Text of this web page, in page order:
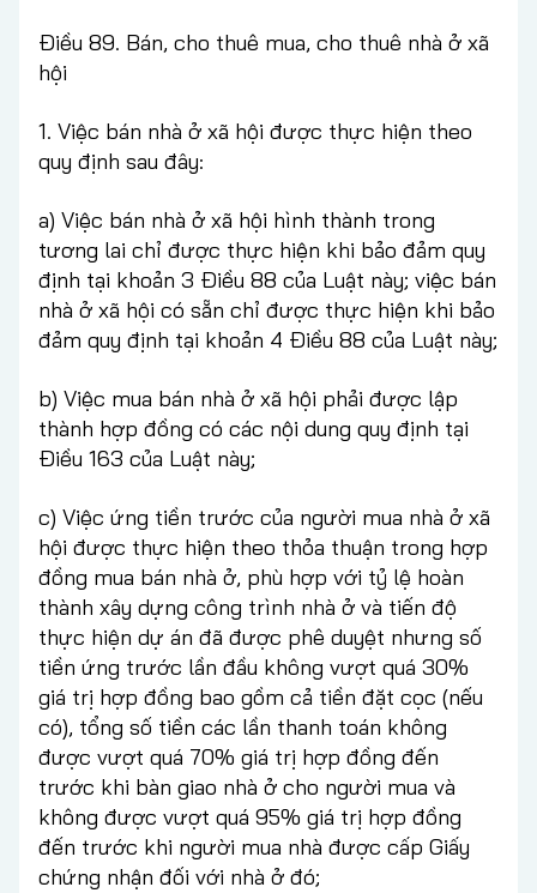
Điều 89. Bán, cho thuê mua, cho thuê nhà ở xã
hội
1. Việc bán nhà ở xã hội được thực hiện theo
quy định sau đây:
a) Việc bán nhà ở xã hội hình thành trong
tương lai chỉ được thực hiện khi bảo đảm quy
định tại khoản 3 Điều 88 của Luật này; việc bán
nhà ở xã hội có sẵn chỉ được thực hiện khi bảo
đảm quy định tại khoản 4 Điều 88 của Luật này;
b) Việc mua bán nhà ở xã hội phải được lập
thành hợp đồng có các nội dung quy định tại
Điều 163 của Luật này;
c) Việc ứng tiền trước của người mua nhà ở xã
hội được thực hiện theo thỏa thuận trong hợp
đồng mua bán nhà ở, phù hợp với tỷ lệ hoàn
thành xây dựng công trình nhà ở và tiến độ
thực hiện dự án đã được phê duyệt nhưng số
tiền ứng trước lần đầu không vượt quá 30%
giá trị hợp đồng bao gồm cả tiền đặt cọc (nếu
có), tổng số tiền các lần thanh toán không
được vượt quá 70% giá trị hợp đồng đến
trước khi bàn giao nhà ở cho người mua và
không được vượt quá 95% giá trị hợp đồng
đến trước khi người mua nhà được cấp Giấy
chứng nhận đối với nhà ở đó;